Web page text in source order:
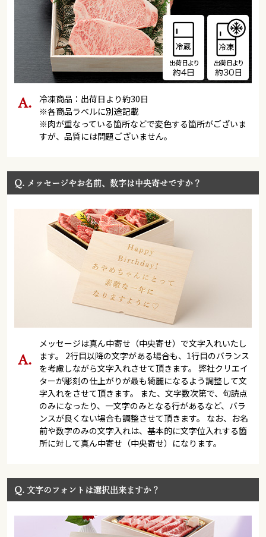
冷凍商品：出荷日より約30日
※各商品ラベルに別途記載
※肉が重なっている箇所などで変色する箇所がございま
すが、品質には問題ございません。
Q. メッセージやお名前、数字は中央寄せですか？
メッセージは真ん中寄せ（中央寄せ）で文字入れいたし
ます。 2行目以降の文字がある場合も、1行目のバランス
を考慮しながら文字入れさせて頂きます。 弊社クリエイ
ターが彫刻の仕上がりが最も綺麗になるよう調整して文
字入れをさせて頂きます。 また、文字数次第で、句読点
のみになったり、一文字のみとなる行があるなど、バラ
ンスが良くない場合も調整させて頂きます。 なお、お名
前や数字のみの文字入れは、基本的に文字位入れする箇
所に対して真ん中寄せ（中央寄せ）になります。
Q. 文字のフォントは選択出来ますか？